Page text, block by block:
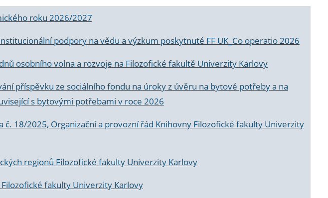
roku 2026/2027
podpory na vědu a výzkum poskytnuté FF UK_Co operatio 2026
osobního volna a rozvoje na Filozofické fakultě Univerzity Karlovy
příspěvku ze sociálního fondu na úroky z úvěru na bytové potřeby a na
s bytovými potřebami v roce 2026
č. 18/2025, Organizační a provozní řád Knihovny Filozofické fakulty Univerzity
regionů Filozofické fakulty Univerzity Karlovy
fakulty Univerzity Karlovy